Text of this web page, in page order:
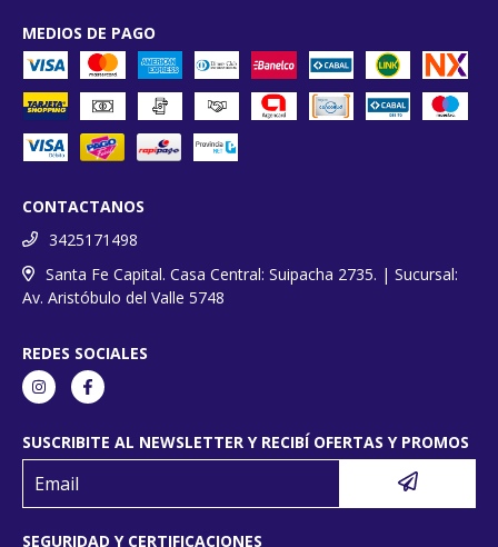
MEDIOS DE PAGO
CONTACTANOS
3425171498
Santa Fe Capital. Casa Central: Suipacha 2735. | Sucursal:
Av. Aristóbulo del Valle 5748
REDES SOCIALES
SUSCRIBITE AL NEWSLETTER Y RECIBÍ OFERTAS Y PROMOS
SEGURIDAD Y CERTIFICACIONES